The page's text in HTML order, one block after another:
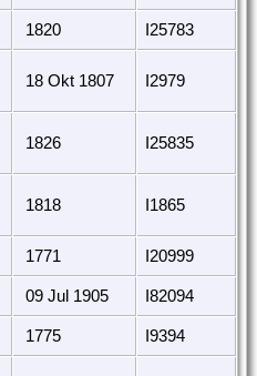
1820 I25783
18 Okt 1807 I2979
1826 I25835
1818 I1865
1771 I20999
09 Jul 1905 I82094
1775 I9394